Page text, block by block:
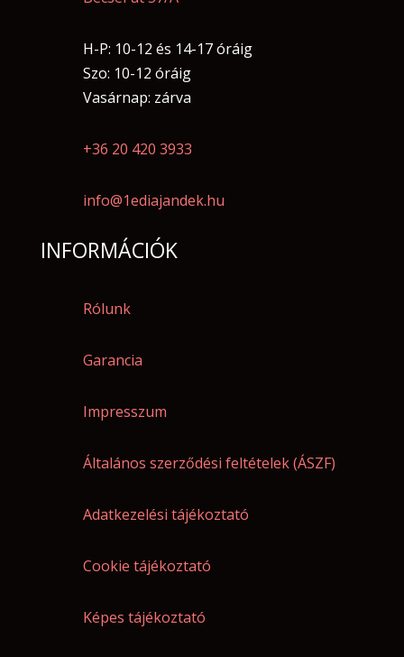
H-P: 10-12 és 14-17 óráig
Szo: 10-12 óráig
Vasárnap: zárva
+36 20 420 3933
info@1ediajandek.hu
INFORMÁCIÓK
Rólunk
Garancia
Impresszum
Általános szerződési feltételek (ÁSZF)
Adatkezelési tájékoztató
Cookie tájékoztató
Képes tájékoztató